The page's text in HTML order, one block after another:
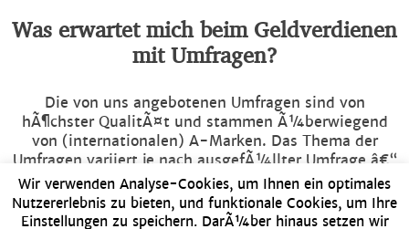
Was erwartet mich beim Geldverdienen
mit Umfragen?
Die von uns angebotenen Umfragen sind von
hÃ¶chster QualitÃ¤t und stammen Ã¼berwiegend
von (internationalen) A-Marken. Das Thema der
Umfragen variiert je nach ausgefÃ¼llter Umfrage â€“
von Reisezielen bis hin zu Verpackungen von
Supermarktprodukten.
Wir verwenden Analyse-Cookies, um Ihnen ein optimales
Nutzererlebnis zu bieten, und funktionale Cookies, um Ihre
Einstellungen zu speichern. DarÃ¼ber hinaus setzen wir